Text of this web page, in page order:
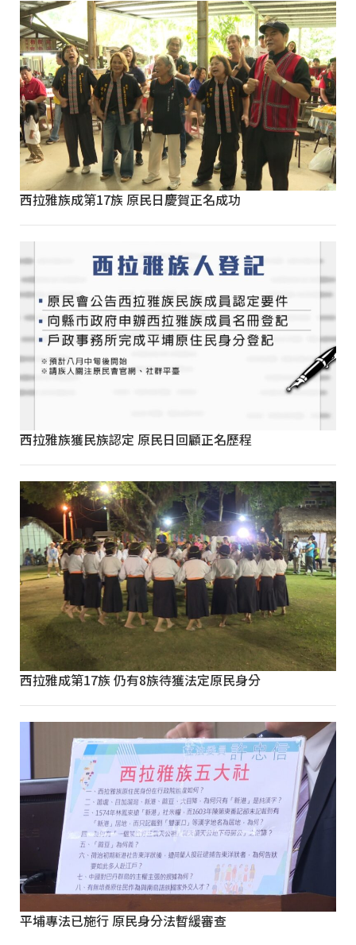
西拉雅族成第17族 原民日慶賀正名成功
西拉雅族獲民族認定 原民日回顧正名歷程
西拉雅成第17族 仍有8族待獲法定原民身分
平埔專法已施行 原民身分法暫緩審查